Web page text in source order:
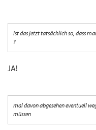
Ist das jetzt tatsächlich so, dass
?
JA!
mal davon abgesehen eventuell
müssen